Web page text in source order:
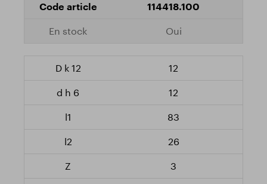
114418.100
Oui
12
12
83
26
3